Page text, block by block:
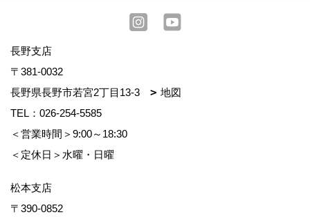
長野支店
〒381-0032
長野県長野市若宮2丁目13-3
地図
TEL： 026-254-5585
＜営業時間＞9:00～18:30
＜定休日＞水曜・日曜
松本支店
〒390-0852